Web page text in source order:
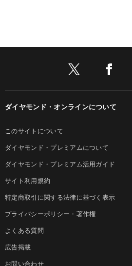
ダイヤモンド・オンラインについて
このサイトについて
ダイヤモンド・プレミアムについて
ダイヤモンド・プレミアム活用ガイド
サイト利用規約
特定商取引に関する法律に基づく表示
プライバシーポリシー・著作権
よくある質問
広告掲載
お問い合わせ